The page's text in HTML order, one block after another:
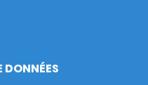
DONNÉES